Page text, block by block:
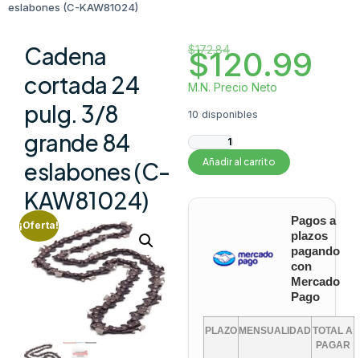
eslabones (C-KAW81024)
Cadena
cortada 24
pulg. 3/8
grande 84
eslabones (C-
KAW81024)
¡Oferta!
$172.84
$120.99
M.N. Precio Neto
10 disponibles
Añadir al carrito
Pagos a
plazos
pagando
con
Mercado
Pago
PLAZO MENSUALIDAD TOTAL A
PAGAR